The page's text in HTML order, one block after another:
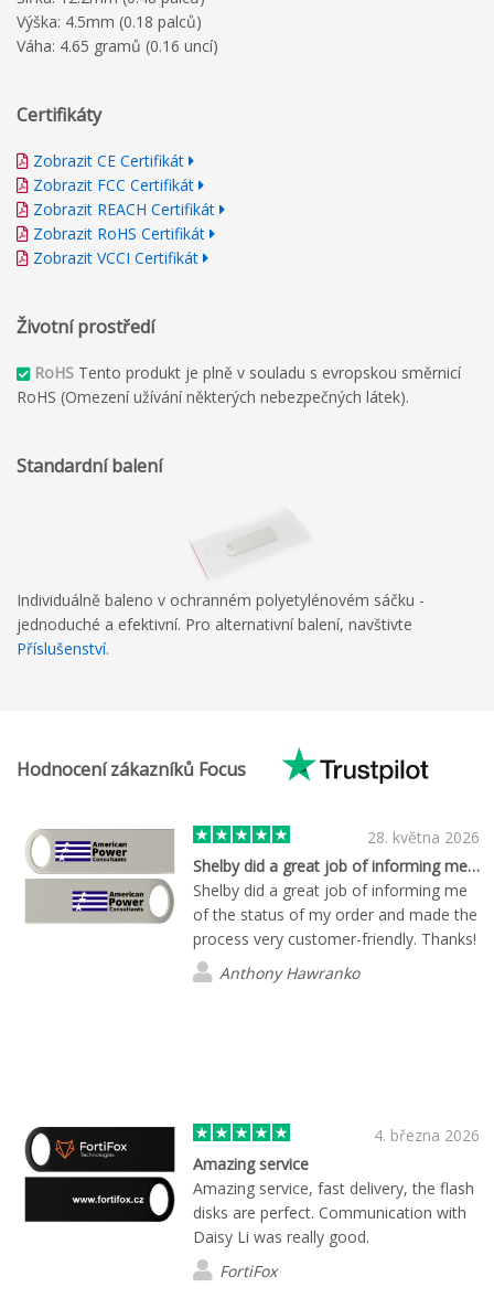
Výška: 4.5mm (0.18 palců)
Váha: 4.65 gramů (0.16 uncí)
Certifikáty
Zobrazit CE Certifikát
Zobrazit FCC Certifikát
Zobrazit REACH Certifikát
Zobrazit RoHS Certifikát
Zobrazit VCCI Certifikát
Životní prostředí
RoHS Tento produkt je plně v souladu s evropskou směrnicí
RoHS (Omezení užívání některých nebezpečných látek).
Standardní balení
Individuálně baleno v ochranném polyetylénovém sáčku -
jednoduché a efektivní. Pro alternativní balení, navštivte
Příslušenství.
Hodnocení zákazníků Focus
28. května 2026
Shelby did a great job of informing me…
Shelby did a great job of informing me
of the status of my order and made the
process very customer-friendly. Thanks!
Anthony Hawranko
4. března 2026
Amazing service
Amazing service, fast delivery, the flash
disks are perfect. Communication with
Daisy Li was really good.
FortiFox